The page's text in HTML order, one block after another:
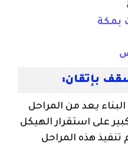
بمكة
بإتقان:
يعد من المراحل
على استقرار الهيكل
تنفيذ هذه المراحل